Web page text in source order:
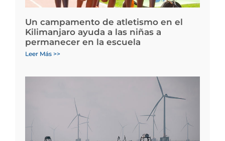
Un campamento de atletismo en el
Kilimanjaro ayuda a las niñas a
permanecer en la escuela
Leer Más >>